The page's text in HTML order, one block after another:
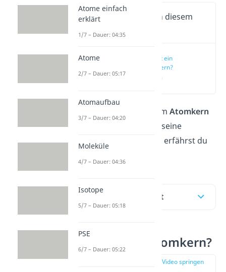
Wichtige Inhalte in diesem
Was ist ein
Atomkern?
(00:13)
Was genau es mit dem Atomkern
auf sich hat und was seine
Besonderheiten sind, erfährst du
Inhaltsübersicht
Was ist ein Atomkern?
zur Stelle im Video springen
Atome einfach
erklärt
1/7 – Dauer: 04:35
Atome
2/7 – Dauer: 05:17
Atomaufbau
3/7 – Dauer: 04:20
Moleküle
4/7 – Dauer: 04:36
Isotope
5/7 – Dauer: 05:18
PSE
6/7 – Dauer: 05:22